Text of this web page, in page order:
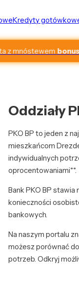
Kredyty
z mnóstewem
Oddziały
PKO BP to jeden z
mieszkańcom
indywidualnych
oprocentowaniami**.
Bank PKO BP stawia
konieczności
bankowych.
Na naszym portalu
możesz porównać
potrzeb. Odkryj